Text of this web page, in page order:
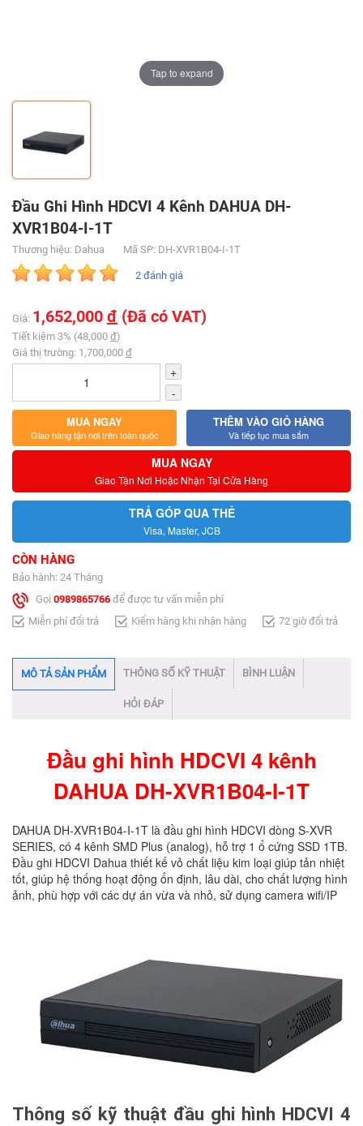
Tap to expand
Đầu Ghi Hình HDCVI 4 Kênh DAHUA DH-
XVR1B04-I-1T
Thương hiệu: Dahua Mã SP: DH-XVR1B04-I-1T
2 đánh giá
Giá: 1,652,000 đ (Đã có VAT)
Tiết kiệm 3% (48,000 đ)
Giá thị trường: 1,700,000 đ
+
-
MUA NGAY
Giao hàng tận nơi trên toàn quốc
THÊM VÀO GIỎ HÀNG
Và tiếp tục mua sắm
MUA NGAY
Giao Tận Nơi Hoặc Nhận Tại Cửa Hàng
TRẢ GÓP QUA THẺ
Visa, Master, JCB
CÒN HÀNG
Bảo hành: 24 Tháng
Gọi 0989865766 để được tư vấn miễn phí
Miễn phí đổi trả
Kiểm hàng khi nhận hàng 72 giờ đổi trả
MÔ TẢ SẢN PHẨM THÔNG SỐ KỸ THUẬT BÌNH LUẬN
HỎI ĐÁP
Đầu ghi hình HDCVI 4 kênh
DAHUA DH-XVR1B04-I-1T​
DAHUA DH-XVR1B04-I-1T là đầu ghi hình HDCVI dòng S-XVR
SERIES, có 4 kênh SMD Plus (analog), hỗ trợ 1 ổ cứng SSD 1TB.
Đầu ghi HDCVI Dahua thiết kế vỏ chất liệu kim loại giúp tản nhiệt
tốt, giúp hệ thống hoạt động ổn định, lâu dài, cho chất lượng hình
ảnh, phù hợp với các dự án vừa và nhỏ, sử dụng camera wifi/IP
Thông số kỹ thuật đầu ghi hình HDCVI 4